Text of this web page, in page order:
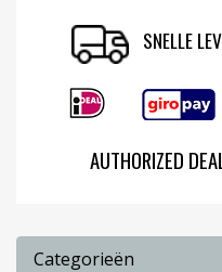
SNELLE
AUTHORIZED
Categorieën